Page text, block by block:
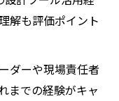
やりがいを再
待遇のリアル
解も評価ポイント
ダーや現場責任者
までの経験がキャ